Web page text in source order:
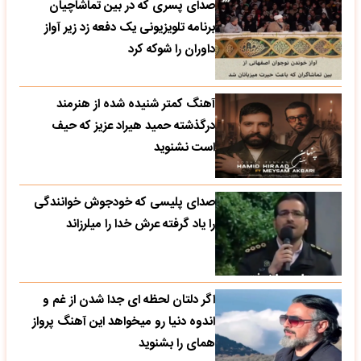
صدای پسری که در بین تماشاچیان
برنامه تلویزیونی یک دفعه زد زیر آواز
داوران را شوکه کرد
آهنگ کمتر شنیده شده از هنرمند
درگذشته حمید هیراد عزیز که حیف
است نشنوید
صدای پلیسی که خودجوش خوانندگی
را یاد گرفته عرش خدا را میلرزاند
اگر دلتان لحظه ای جدا شدن از غم و
اندوه دنیا رو میخواهد این آهنگ پرواز
همای را بشنوید